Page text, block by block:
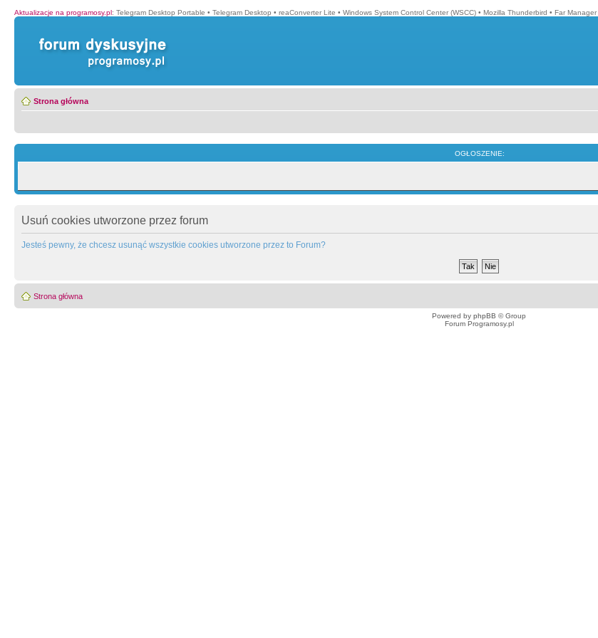
Aktualizacje na programosy.pl: Telegram Desktop Portable • Telegram Desktop • reaConverter Lite • Windows System Control Center (WSCC) • Mozilla Thunderbird • Far Manager
Strona główna
OGŁOSZENIE:
Usuń cookies utworzone przez forum
Jesteś pewny, że chcesz usunąć wszystkie cookies utworzone przez to Forum?
Strona główna
Powered by phpBB © Group
Forum Programosy.pl